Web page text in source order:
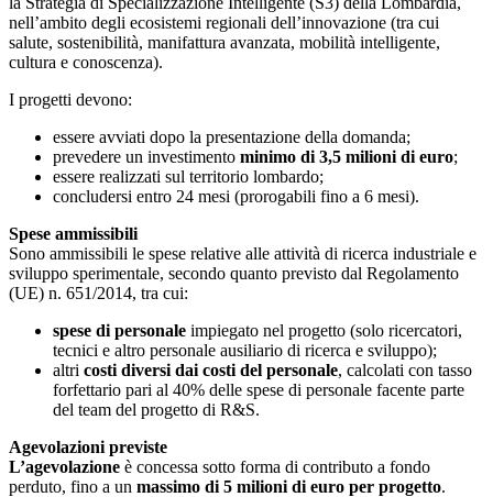
nell’ambito degli ecosistemi regionali dell’innovazione (tra cui
salute, sostenibilità, manifattura avanzata, mobilità intelligente,
cultura e conoscenza).
I progetti devono:
essere avviati dopo la presentazione della domanda;
prevedere un investimento minimo di 3,5 milioni di euro;
essere realizzati sul territorio lombardo;
concludersi entro 24 mesi (prorogabili fino a 6 mesi).
Spese ammissibili
Sono ammissibili le spese relative alle attività di ricerca industriale e
sviluppo sperimentale, secondo quanto previsto dal Regolamento
(UE) n. 651/2014, tra cui:
spese di personale impiegato nel progetto (solo ricercatori,
tecnici e altro personale ausiliario di ricerca e sviluppo);
altri costi diversi dai costi del personale, calcolati con tasso
forfettario pari al 40% delle spese di personale facente parte
del team del progetto di R&S.
Agevolazioni previste
L’agevolazione è concessa sotto forma di contributo a fondo
perduto, fino a un massimo di 5 milioni di euro per progetto.